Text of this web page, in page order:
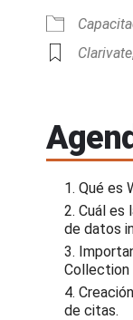
Clarivate,
Qué es
Cuál es
de datos
Collection
de citas.